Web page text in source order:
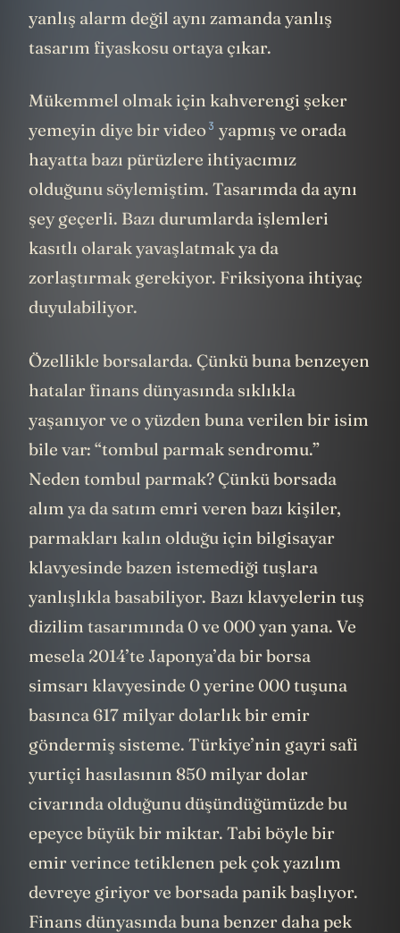
yanlış alarm değil aynı zamanda yanlış
tasarım fiyaskosu ortaya çıkar.
Mükemmel olmak için kahverengi şeker
yemeyin diye bir video3 yapmış ve orada
hayatta bazı pürüzlere ihtiyacımız
olduğunu söylemiştim. Tasarımda da aynı
şey geçerli. Bazı durumlarda işlemleri
kasıtlı olarak yavaşlatmak ya da
zorlaştırmak gerekiyor. Friksiyona ihtiyaç
duyulabiliyor.
Özellikle borsalarda. Çünkü buna benzeyen
hatalar finans dünyasında sıklıkla
yaşanıyor ve o yüzden buna verilen bir isim
bile var: “tombul parmak sendromu.”
Neden tombul parmak? Çünkü borsada
alım ya da satım emri veren bazı kişiler,
parmakları kalın olduğu için bilgisayar
klavyesinde bazen istemediği tuşlara
yanlışlıkla basabiliyor. Bazı klavyelerin tuş
dizilim tasarımında 0 ve 000 yan yana. Ve
mesela 2014’te Japonya’da bir borsa
simsarı klavyesinde 0 yerine 000 tuşuna
basınca 617 milyar dolarlık bir emir
göndermiş sisteme. Türkiye’nin gayri safi
yurtiçi hasılasının 850 milyar dolar
civarında olduğunu düşündüğümüzde bu
epeyce büyük bir miktar. Tabi böyle bir
emir verince tetiklenen pek çok yazılım
devreye giriyor ve borsada panik başlıyor.
Finans dünyasında buna benzer daha pek